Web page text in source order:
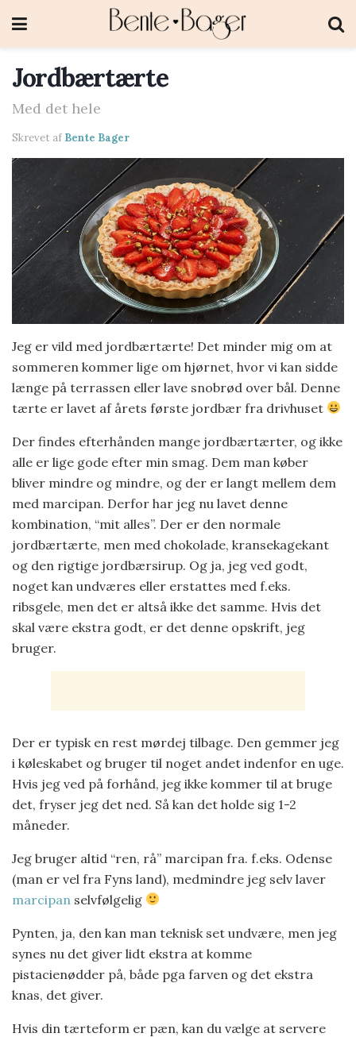
Jordbærtærte
Med det hele
Skrevet af Bente Bager
Jeg er vild med jordbærtærte! Det minder mig om at
sommeren kommer lige om hjørnet, hvor vi kan sidde
længe på terrassen eller lave snobrød over bål. Denne
tærte er lavet af årets første jordbær fra drivhuset
Der findes efterhånden mange jordbærtærter, og ikke
alle er lige gode efter min smag. Dem man køber
bliver mindre og mindre, og der er langt mellem dem
med marcipan. Derfor har jeg nu lavet denne
kombination, “mit alles”. Der er den normale
jordbærtærte, men med chokolade, kransekagekant
og den rigtige jordbærsirup. Og ja, jeg ved godt,
noget kan undværes eller erstattes med f.eks.
ribsgele, men det er altså ikke det samme. Hvis det
skal være ekstra godt, er det denne opskrift, jeg
bruger.
Der er typisk en rest mørdej tilbage. Den gemmer jeg
i køleskabet og bruger til noget andet indenfor en uge.
Hvis jeg ved på forhånd, jeg ikke kommer til at bruge
det, fryser jeg det ned. Så kan det holde sig 1-2
måneder.
Jeg bruger altid “ren, rå” marcipan fra. f.eks. Odense
(man er vel fra Fyns land), medmindre jeg selv laver
marcipan selvfølgelig
Pynten, ja, den kan man teknisk set undvære, men jeg
synes nu det giver lidt ekstra at komme
pistacienødder på, både pga farven og det ekstra
knas, det giver.
Hvis din tærteform er pæn, kan du vælge at servere